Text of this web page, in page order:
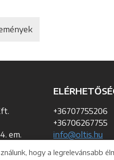
em.
+36707755206
+36706267755
info@oltis.hu
hogy a legrelevánsabb